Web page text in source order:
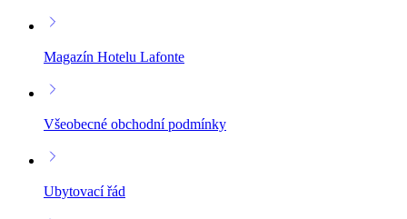
Magazín Hotelu Lafonte
Všeobecné obchodní podmínky
Ubytovací řád